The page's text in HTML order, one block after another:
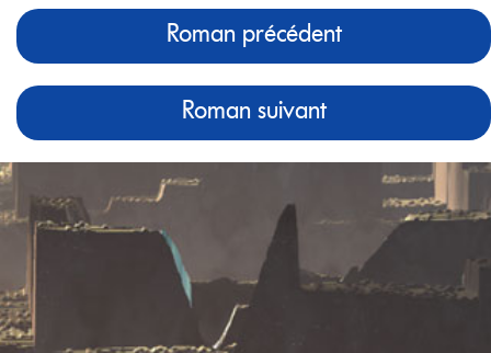
Roman précédent
Roman suivant